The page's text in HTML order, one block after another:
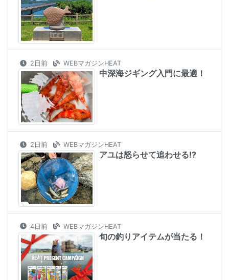
2日前 WEBマガジンHEAT
中深海ジギング入門に最適！
2日前 WEBマガジンHEAT
アユは怒らせて追わせる!?
4日前 WEBマガジンHEAT
旬の釣りアイテムが当たる！